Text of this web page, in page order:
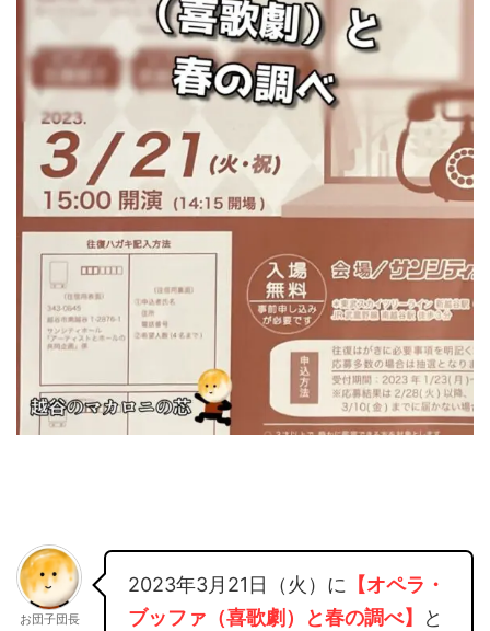
お団子団長
2023年3月21日（火）に 【オペラ・
ブッファ（喜歌劇）と春の調べ】
と